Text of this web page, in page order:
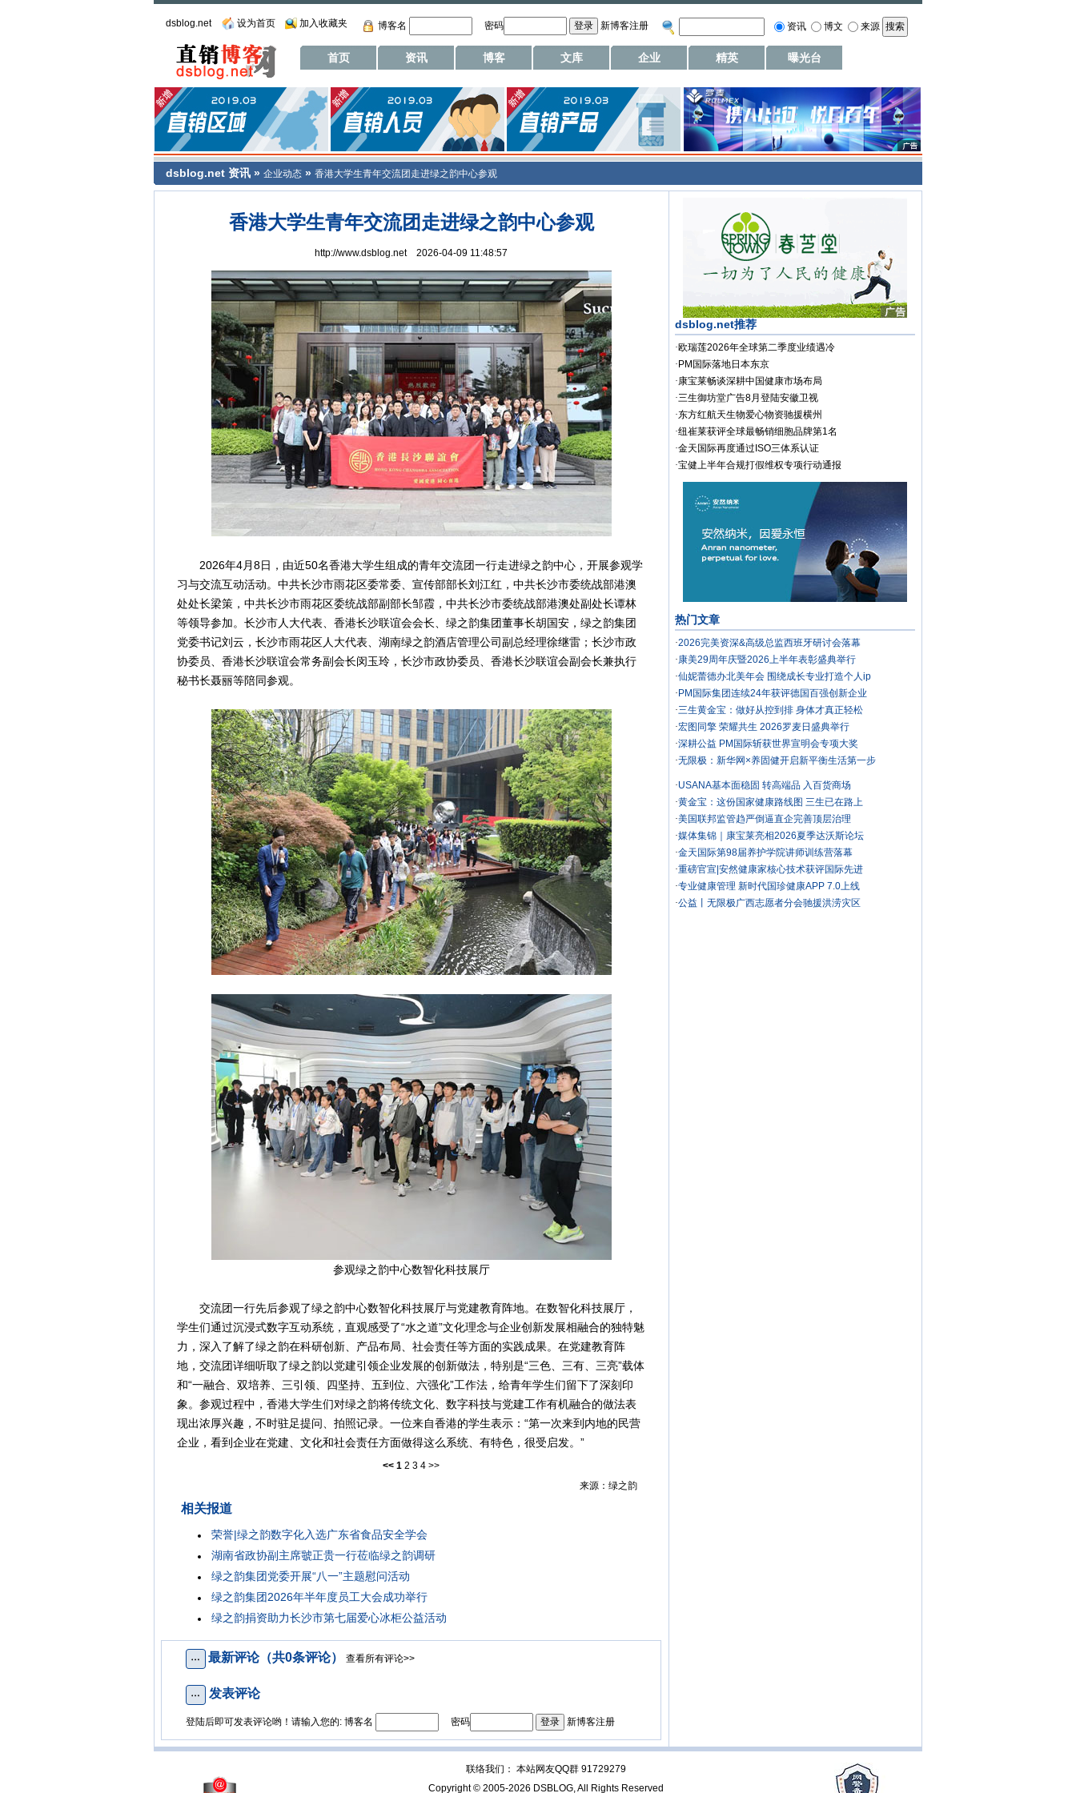
dsblog.net 设为首页 加入收藏夹 博客名 密码 新博客注册 资讯 博文 来源
首页 资讯 博客 文库 企业 精英 曝光台
dsblog.net 资讯 » 企业动态 » 香港大学生青年交流团走进绿之韵中心参观
香港大学生青年交流团走进绿之韵中心参观
http://www.dsblog.net 2026-04-09 11:48:57
2026年4月8日，由近50名香港大学生组成的青年交流团一行走进绿之韵中心，开展参观学
习与交流互动活动。中共长沙市雨花区委常委、宣传部部长刘江红，中共长沙市委统战部港澳
处处长梁策，中共长沙市雨花区委统战部副部长邹霞，中共长沙市委统战部港澳处副处长谭林
等领导参加。长沙市人大代表、香港长沙联谊会会长、绿之韵集团董事长胡国安，绿之韵集团
党委书记刘云，长沙市雨花区人大代表、湖南绿之韵酒店管理公司副总经理徐继雷；长沙市政
协委员、香港长沙联谊会常务副会长闵玉玲，长沙市政协委员、香港长沙联谊会副会长兼执行
秘书长聂丽等陪同参观。
参观绿之韵中心数智化科技展厅
交流团一行先后参观了绿之韵中心数智化科技展厅与党建教育阵地。在数智化科技展厅，
学生们通过沉浸式数字互动系统，直观感受了“水之道”文化理念与企业创新发展相融合的独特魅
力，深入了解了绿之韵在科研创新、产品布局、社会责任等方面的实践成果。在党建教育阵
地，交流团详细听取了绿之韵以党建引领企业发展的创新做法，特别是“三色、三有、三亮”载体
和“一融合、双培养、三引领、四坚持、五到位、六强化”工作法，给青年学生们留下了深刻印
象。参观过程中，香港大学生们对绿之韵将传统文化、数字科技与党建工作有机融合的做法表
现出浓厚兴趣，不时驻足提问、拍照记录。一位来自香港的学生表示：“第一次来到内地的民营
企业，看到企业在党建、文化和社会责任方面做得这么系统、有特色，很受启发。”
<< 1 2 3 4 >>
来源：绿之韵
相关报道
荣誉|绿之韵数字化入选广东省食品安全学会
湖南省政协副主席虢正贵一行莅临绿之韵调研
绿之韵集团党委开展“八一”主题慰问活动
绿之韵集团2026年半年度员工大会成功举行
绿之韵捐资助力长沙市第七届爱心冰柜公益活动
最新评论（共0条评论） 查看所有评论>>
发表评论
登陆后即可发表评论哟！请输入您的: 博客名 密码 新博客注册
dsblog.net推荐
·欧瑞莲2026年全球第二季度业绩遇冷
· PM国际落地日本东京
·康宝莱畅谈深耕中国健康市场布局
·三生御坊堂广告8月登陆安徽卫视
·东方红航天生物爱心物资驰援横州
·纽崔莱获评全球最畅销细胞品牌第1名
·金天国际再度通过ISO三体系认证
·宝健上半年合规打假维权专项行动通报
热门文章
·2026完美资深&高级总监西班牙研讨会落幕
·康美29周年庆暨2026上半年表彰盛典举行
·仙妮蕾德办北美年会 围绕成长专业打造个人ip
· PM国际集团连续24年获评德国百强创新企业
·三生黄金宝：做好从控到排 身体才真正轻松
·宏图同擎 荣耀共生 2026罗麦日盛典举行
·深耕公益 PM国际斩获世界宣明会专项大奖
·无限极：新华网×养固健开启新平衡生活第一步
·USANA基本面稳固 转高端品 入百货商场
·黄金宝：这份国家健康路线图 三生已在路上
·美国联邦监管趋严倒逼直企完善顶层治理
·媒体集锦｜康宝莱亮相2026夏季达沃斯论坛
·金天国际第98届养护学院讲师训练营落幕
·重磅官宣|安然健康家核心技术获评国际先进
·专业健康管理 新时代国珍健康APP 7.0上线
·公益丨无限极广西志愿者分会驰援洪涝灾区
联络我们： 本站网友QQ群 91729279
Copyright © 2005-2026 DSBLOG, All Rights Reserved